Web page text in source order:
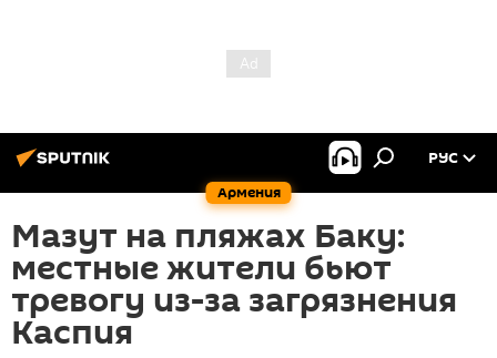
Армения
РУС
Мазут на пляжах Баку:
местные жители бьют
тревогу из-за загрязнения
Каспия